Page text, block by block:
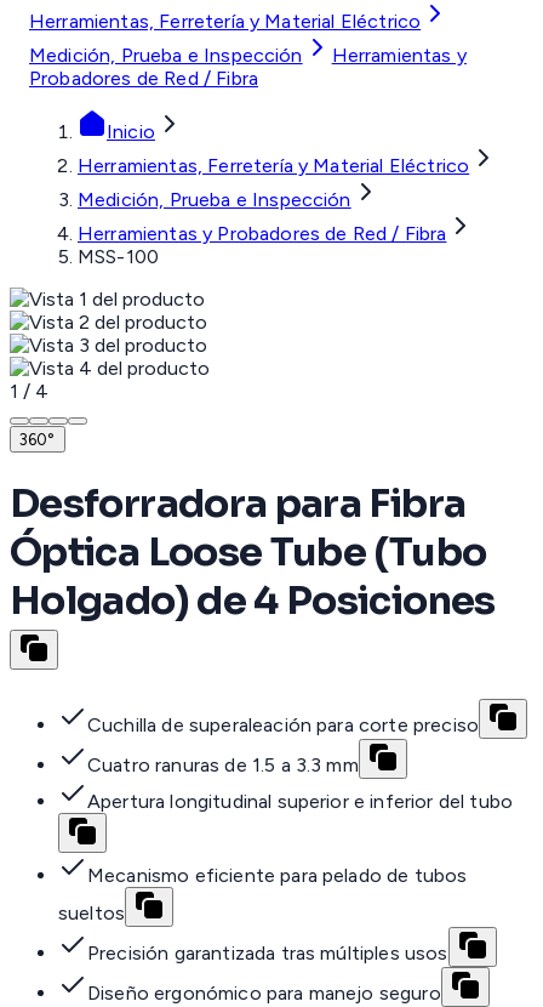
Herramientas, Ferretería y Material Eléctrico
Medición, Prueba e Inspección
Herramientas y
Probadores de Red / Fibra
Inicio
Herramientas, Ferretería y Material Eléctrico
Medición, Prueba e Inspección
Herramientas y Probadores de Red / Fibra
MSS-100
1 / 4
360°
Desforradora para Fibra
Óptica Loose Tube (Tubo
Holgado) de 4 Posiciones
Cuchilla de superaleación para corte preciso
Cuatro ranuras de 1.5 a 3.3 mm
Apertura longitudinal superior e inferior del tubo
Mecanismo eficiente para pelado de tubos
sueltos
Precisión garantizada tras múltiples usos
Diseño ergonómico para manejo seguro